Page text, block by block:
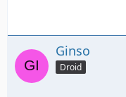
Ginso
Droid